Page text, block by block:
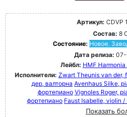
Артикул: CDVP
Состав: 8
Состояние: Новое.
Дата релиза:
Лейбл: HMF
Исполнители: Zwart Theunis van der,
дер, валторна Avenhaus Silke,
фортепиано Vignoles Roger,
фортепиано Faust Isabelle, violin
Показать